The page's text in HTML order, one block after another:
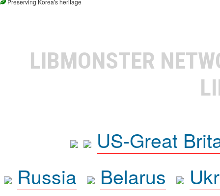
Preserving Korea's heritage
LIBMONSTER
US-Great
Russia
Belarus